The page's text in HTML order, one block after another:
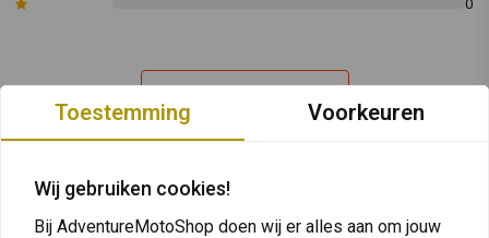
0
Vergelijkbare producten
Toestemming Voorkeuren
Wij gebruiken cookies!
Bij AdventureMotoShop doen wij er alles aan om jouw